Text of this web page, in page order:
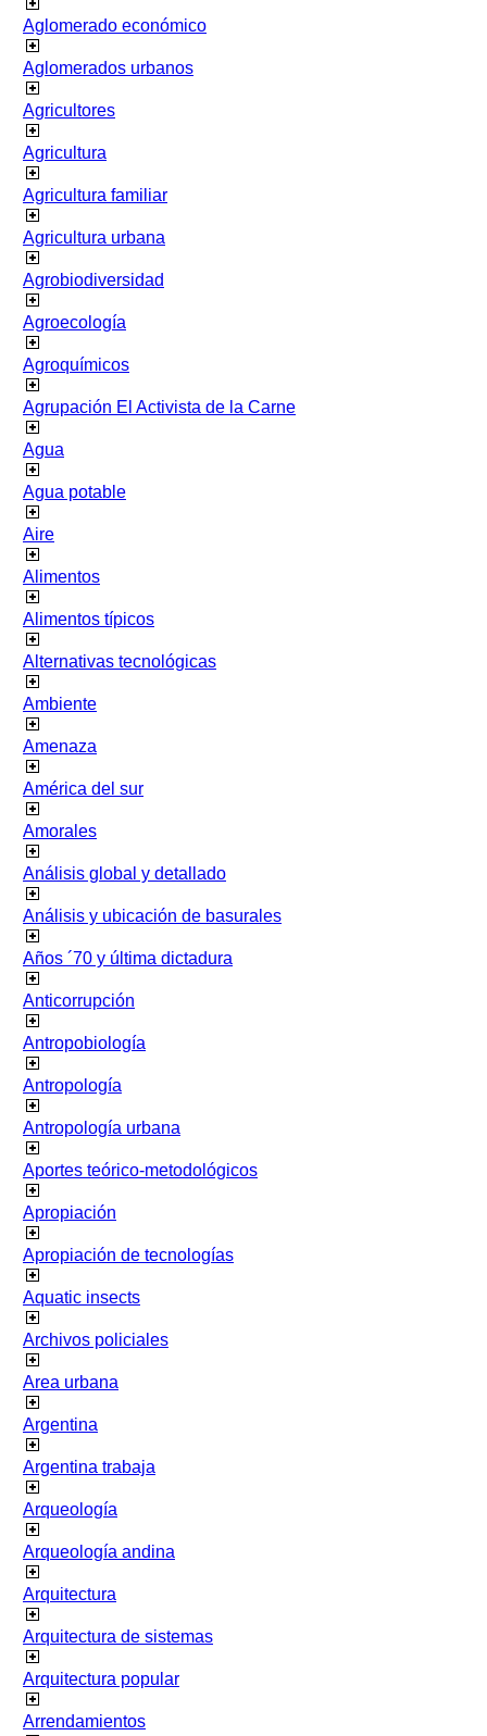
Aglomerado económico
Aglomerados urbanos
Agricultores
Agricultura
Agricultura familiar
Agricultura urbana
Agrobiodiversidad
Agroecología
Agroquímicos
Agrupación El Activista de la Carne
Agua
Agua potable
Aire
Alimentos
Alimentos típicos
Alternativas tecnológicas
Ambiente
Amenaza
América del sur
Amorales
Análisis global y detallado
Análisis y ubicación de basurales
Años ´70 y última dictadura
Anticorrupción
Antropobiología
Antropología
Antropología urbana
Aportes teórico-metodológicos
Apropiación
Apropiación de tecnologías
Aquatic insects
Archivos policiales
Area urbana
Argentina
Argentina trabaja
Arqueología
Arqueología andina
Arquitectura
Arquitectura de sistemas
Arquitectura popular
Arrendamientos